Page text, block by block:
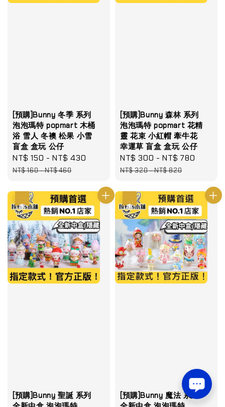
[預購]Bunny 冬季 系列
泡泡瑪特 popmart 木桶
浴 雪人 冬襖 松果 小雪
盲盒 盒玩 公仔
Sale
price
NT$ 150 -NT$ 430
NT$ 160-NT$ 460
[預購]Bunny 森林 系列
泡泡瑪特 popmart 花精
靈 花束 小紅帽 牽牛花
幸運草 盲盒 盒玩 公仔
Sale
price
NT$ 300 -NT$ 780
NT$ 320-NT$ 820
[預購]Bunny 聖誕 系列
[預購]Bunny 魔法 系列